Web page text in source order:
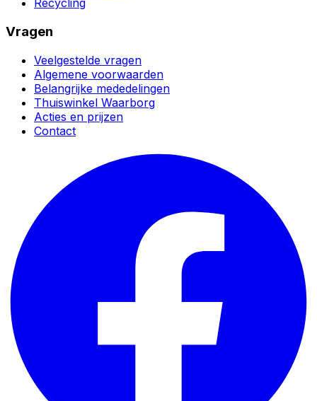
Recycling
Vragen
Veelgestelde vragen
Algemene voorwaarden
Belangrijke mededelingen
Thuiswinkel Waarborg
Acties en prijzen
Contact